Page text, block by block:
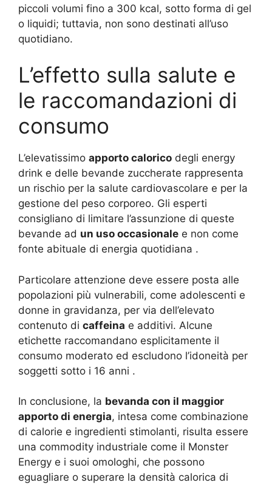
piccoli volumi fino a 300 kcal, sotto forma di gel
o liquidi; tuttavia, non sono destinati all’uso
quotidiano.
L’effetto sulla salute e
le raccomandazioni di
consumo
L’elevatissimo apporto calorico degli energy
drink e delle bevande zuccherate rappresenta
un rischio per la salute cardiovascolare e per la
gestione del peso corporeo. Gli esperti
consigliano di limitare l’assunzione di queste
bevande ad un uso occasionale e non come
fonte abituale di energia quotidiana .
Particolare attenzione deve essere posta alle
popolazioni più vulnerabili, come adolescenti e
donne in gravidanza, per via dell’elevato
contenuto di caffeina e additivi. Alcune
etichette raccomandano esplicitamente il
consumo moderato ed escludono l’idoneità per
soggetti sotto i 16 anni .
In conclusione, la bevanda con il maggior
apporto di energia, intesa come combinazione
di calorie e ingredienti stimolanti, risulta essere
una commodity industriale come il Monster
Energy e i suoi omologhi, che possono
eguagliare o superare la densità calorica di